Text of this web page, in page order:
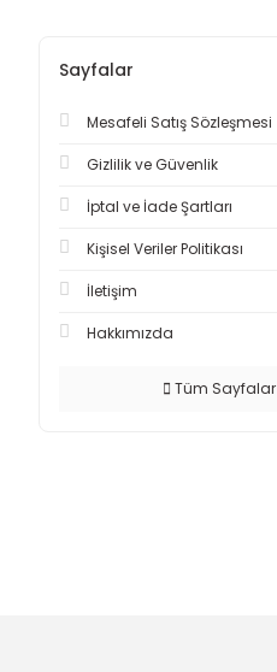
Sayfalar
Mesafeli Satış Sözleşmesi
Gizlilik ve Güvenlik
İptal ve İade Şartları
Kişisel Veriler Politikası
İletişim
Hakkımızda
Tüm Sayfalar